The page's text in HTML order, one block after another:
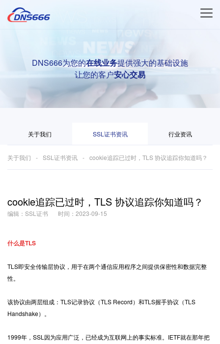
DNS666为您的在线业务提供强大的基础设施
让您的客户安心交易
关于我们 SSL证书资讯 行业资讯
关于我们 SSL证书资讯 cookie追踪已过时，TLS 协议追踪你知道吗？
cookie追踪已过时，TLS 协议追踪你知道吗？
编辑：SSL证书 时间：2023-09-15
什么是TLS
TLS即安全传输层协议，用于在两个通信应用程序之间提供保密性和数据完整
性。
该协议由两层组成：TLS记录协议（TLS Record）和TLS握手协议（TLS
Handshake）。
1999年， SSL 因为应用广泛，已经成为互联网上的事实标准。IETF就在那年把